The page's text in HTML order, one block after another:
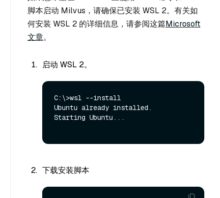
脚本启动 Milvus，请确保已安装 WSL 2。有关如
何安装 WSL 2 的详细信息，请参阅这篇Microsoft
文章。
启动 WSL 2。
C:\>wsl --install
Ubuntu already installed.
Starting Ubuntu...
下载安装脚本